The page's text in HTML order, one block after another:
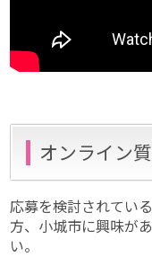
オンライン
応募を検討されてい
方、小城市に興味が
い。